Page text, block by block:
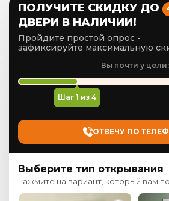
ПОЛУЧИТЕ СКИДКУ ДО
ДВЕРИ В НАЛИЧИИ!
Пройдите простой опрос -
зафиксируйте максимальную
Вы почти у цели:
Шаг 1 из 4
ОТВЕЧУ ПО
Выберите тип открывания
нажмите на вариант, который вам